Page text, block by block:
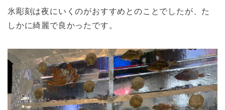
氷彫刻は夜にいくのがおすすめとのことでしたが、た
しかに綺麗で良かったです。